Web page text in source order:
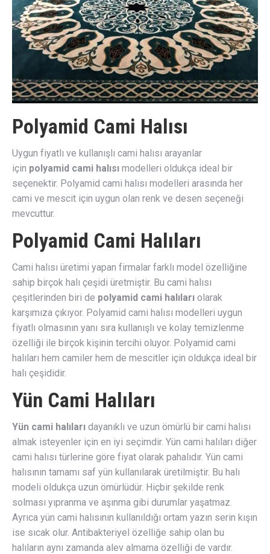
Polyamid Cami Halısı
Uygun fiyatlı ve kullanışlı cami halısı arayanlar
için polyamid cami halısı modelleri oldukça ideal bir
seçenektir. Polyamid cami halısı modelleri arasında her
cami ve mescit için uygun olan renk ve desen seçeneği
mevcuttur.
Polyamid Cami Halıları
Cami halısı üretimi yapan firmalar farklı model özelliğine
sahip birçok halı çeşidi üretmiştir. Bu cami halısı
çeşitlerinden biri de polyamid cami halıları olarak
karşımıza çıkıyor. Polyamid cami halısı modelleri uygun
fiyatlı olmasının yanı sıra kullanışlı ve kolay temizlenme
özelliği ile birçok kişinin tercihi oluyor. Polyamid cami
halıları hem camiler hem de mescitler için oldukça ideal bir
halı çeşididir.
Yün Cami Halıları
Yün cami halıları dayanıklı ve uzun ömürlü bir cami halısı
almak isteyenler için en iyi seçimdir. Yün cami halıları diğer
cami halısı türlerine göre fiyat olarak pahalıdır. Yün cami
halısının tamamı saf yün kullanılarak üretilmiştir. Bu halı
modeli oldukça uzun ömürlüdür. Hiçbir şekilde renk
solması yıpranma ve aşınma gibi durumlar yaşatmaz.
Ayrıca yün cami halısının kullanıldığı ortam yazın serin kışın
ise sıcak olur. Antibakteriyel özelliğe sahip olan bu
halıların aynı zamanda alev almama özelliği de vardır.